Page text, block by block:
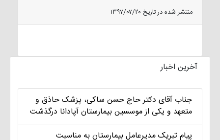
منتشر شده در تاریخ ۱۳۹۷/۰۷/۲۰
آخرین اخبار
جناب آقای دکتر حاج حسن ساکی، پزشک حاذق و
متعهد و یکی از موسسین بیمارستان آپادانا درگذشت
پیام تبریک مديرعامل بيمارستان به مناسبت